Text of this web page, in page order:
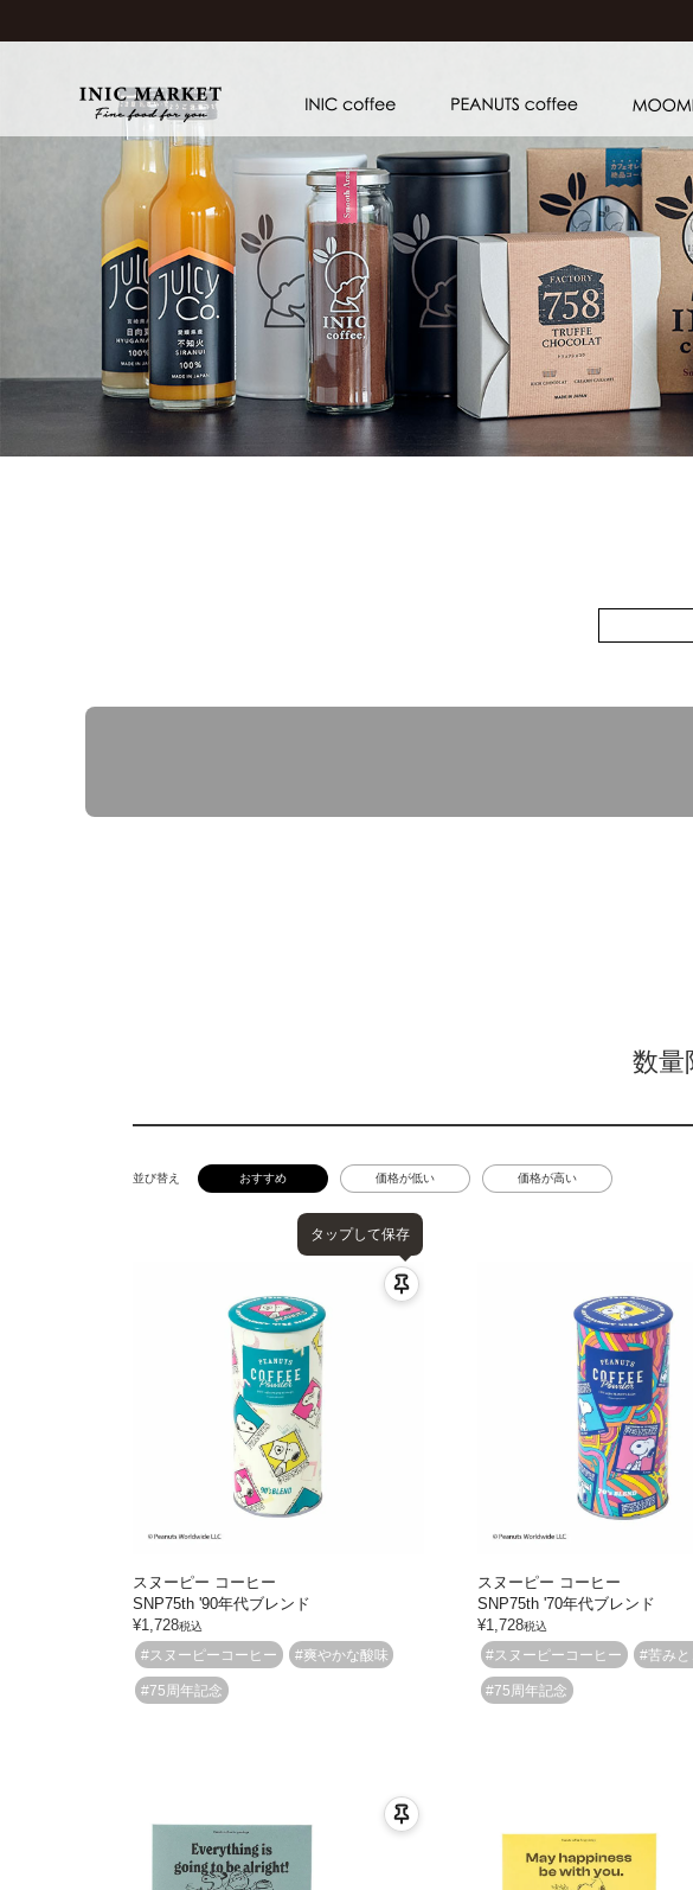
数量
並び替え おすすめ 価格が低い 価格が高い
タップして保存
スヌーピー コーヒー
SNP75th '90年代ブレンド
¥1,728税込
#スヌーピーコーヒー #爽やかな酸味
#75周年記念
スヌーピー コーヒー
SNP75th '70年代ブレンド
¥1,728税込
#スヌーピーコーヒー #苦みと
#75周年記念